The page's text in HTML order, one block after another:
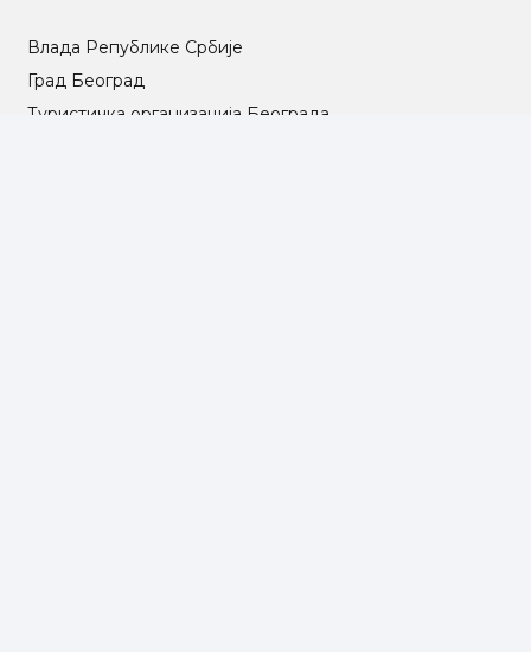
Влада Републике Србије
Град Београд
Туристичка организација Београда